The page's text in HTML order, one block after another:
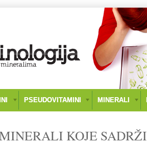
PSEUDOVITAMINI MINERALI
KOJE